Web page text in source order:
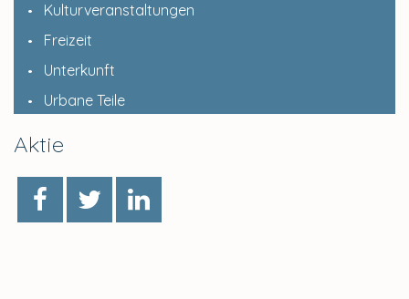
Kulturveranstaltungen
Freizeit
Unterkunft
Urbane Teile
Aktie